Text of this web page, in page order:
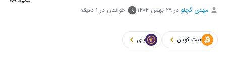
مهدی گچلو در ۲۹ بهمن ۱۴۰۴ خواندن در ۱ دقیقه
بیت کوین پای